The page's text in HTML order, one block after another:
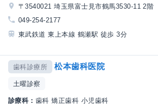
〒3540021 埼玉県富士見市鶴馬3530-11 2階
049-254-2177
東武鉄道 東上本線 鶴瀬駅 徒歩 3分
歯科診療所 松本歯科医院
土曜診察
診療科： 歯科 矯正歯科 小児歯科